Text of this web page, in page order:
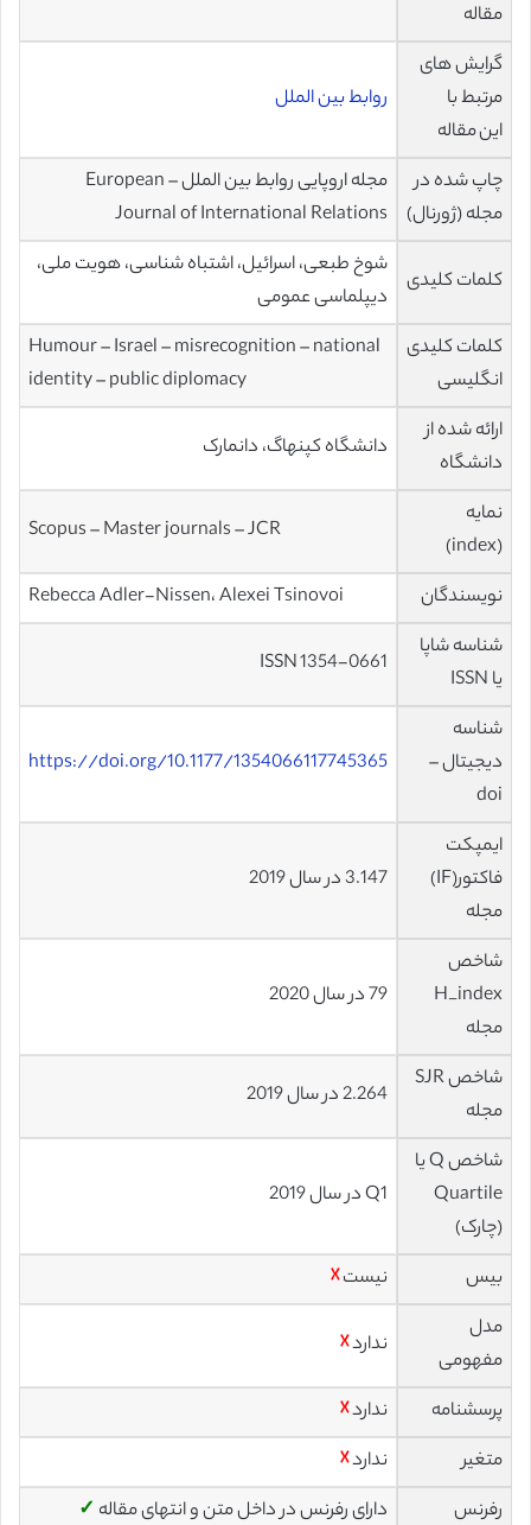
مقاله
گرایش های
مرتبط با
این مقاله
روابط بین الملل
چاپ شده در
مجله (ژورنال)
مجله اروپایی روابط بین الملل – European
Journal of International Relations
کلمات کلیدی
شوخ طبعی، اسرائیل، اشتباه شناسی، هویت ملی،
دیپلماسی عمومی
کلمات کلیدی
انگلیسی
Humour – Israel – misrecognition – national
identity – public diplomacy
ارائه شده از
دانشگاه
دانشگاه کپنهاگ، دانمارک
نمایه
(index)
Scopus – Master journals – JCR
نویسندگان
Rebecca Adler-Nissen، Alexei Tsinovoi
شناسه شاپا
یا ISSN
ISSN 1354-0661
شناسه
دیجیتال –
doi
https://doi.org/10.1177/1354066117745365
ایمپکت
فاکتور(IF)
مجله
3.147 در سال 2019
شاخص
H_index
مجله
79 در سال 2020
شاخص SJR
مجله
2.264 در سال 2019
شاخص Q یا
Quartile
(چارک)
Q1 در سال 2019
بیس نیست☓
مدل
مفهومی
ندارد☓
پرسشنامه ندارد☓
متغیر
ندارد☓
رفرنس
دارای رفرنس در داخل متن و انتهای مقاله ✓